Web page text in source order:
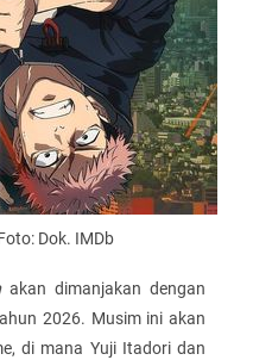
Dok. IMDb
akan dimanjakan dengan
2026. Musim ini akan
di mana Yuji Itadori dan